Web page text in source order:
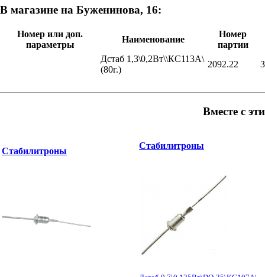
В магазине на Буженинова, 16:
Номер или доп.
параметры
Наименование
Номер
партии
Дстаб 1,3\0,2Вт\\КС113А\
(80г.)
2092.22
Вместе с
Стабилитроны
Стабилитроны